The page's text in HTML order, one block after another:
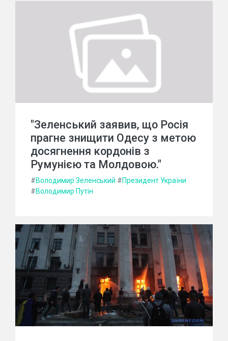
"Зеленський заявив, що Росія
прагне знищити Одесу з метою
досягнення кордонів з
Румунією та Молдовою."
#Володимир Зеленський #Президент України
#Володимир Путін